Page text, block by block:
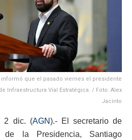
que el pasado viernes el presidente
Infraestructura Vial Estratégica. / Foto: Alex
Jacinto
2 dic. (AGN).- El secretario de
de la Presidencia, Santiago